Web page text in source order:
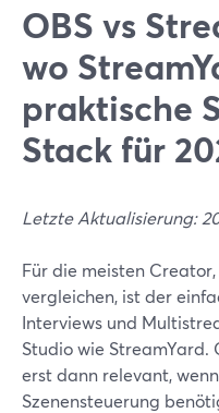
OBS vs
wo
praktische
Stack für
Letzte Aktualisierung:
Für die meisten
vergleichen, ist der
Interviews und
Studio wie StreamYard.
erst dann relevant,
Szenensteuerung